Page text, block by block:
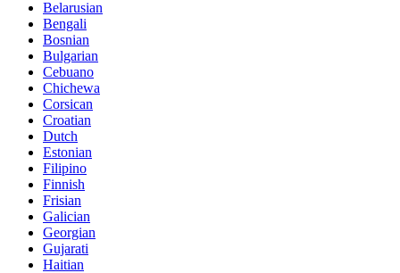
Belarusian
Bengali
Bosnian
Bulgarian
Cebuano
Chichewa
Corsican
Croatian
Dutch
Estonian
Filipino
Finnish
Frisian
Galician
Georgian
Gujarati
Haitian